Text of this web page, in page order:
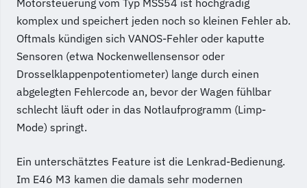
komplex und speichert jeden noch so kleinen Fehler ab.
Oftmals kündigen sich VANOS-Fehler oder kaputte
Sensoren (etwa Nockenwellensensor oder
Drosselklappenpotentiometer) lange durch einen
abgelegten Fehlercode an, bevor der Wagen fühlbar
schlecht läuft oder in das Notlaufprogramm (Limp-
Mode) springt.
Ein unterschätztes Feature ist die Lenkrad-Bedienung.
Im E46 M3 kamen die damals sehr modernen